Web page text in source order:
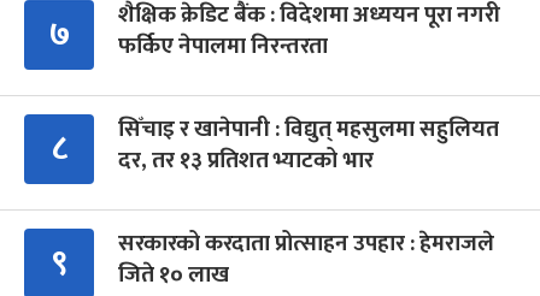
७
शैक्षिक क्रेडिट बैंक : विदेशमा अध्ययन पूरा नगरी
फर्किए नेपालमा निरन्तरता
८
सिँचाइ र खानेपानी : विद्युत् महसुलमा सहुलियत
दर, तर १३ प्रतिशत भ्याटको भार
९
सरकारको करदाता प्रोत्साहन उपहार : हेमराजले
जिते १० लाख